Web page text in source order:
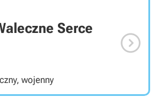
Serce
wojenny
